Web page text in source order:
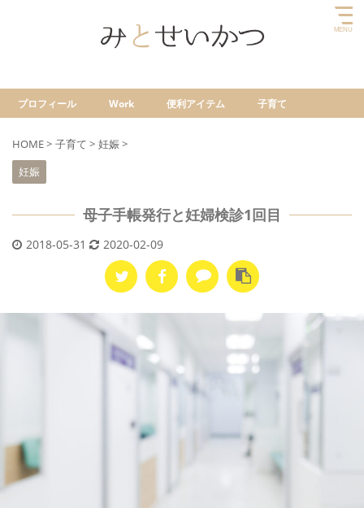
プロフィール Work 便利アイテム 子育て
HOME> 子育て > 妊娠>
妊娠
母子手帳発行と妊婦検診1回目
2018-05-31 2020-02-09